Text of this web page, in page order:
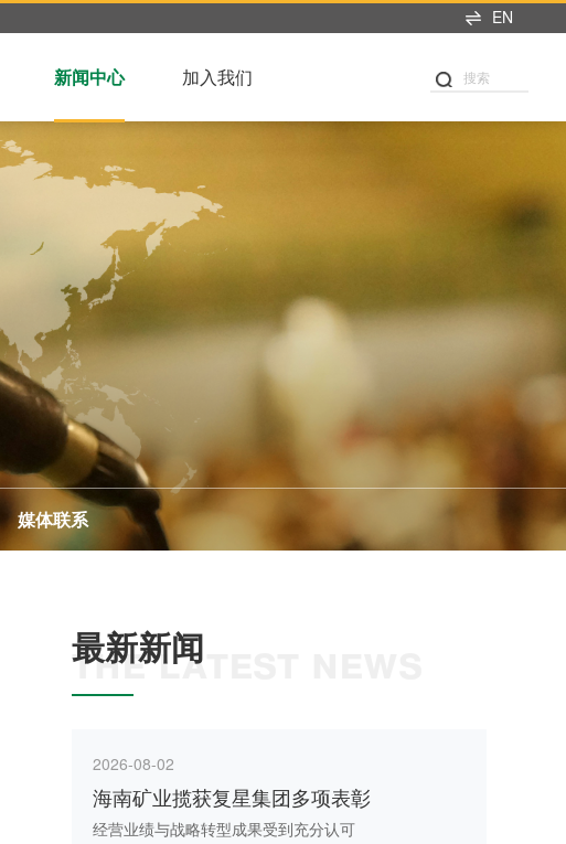
EN
新闻中心 加入我们 搜索
媒体联系
THE LATEST NEWS
最新新闻
2026-08-02
海南矿业揽获复星集团多项表彰
经营业绩与战略转型成果受到充分认可